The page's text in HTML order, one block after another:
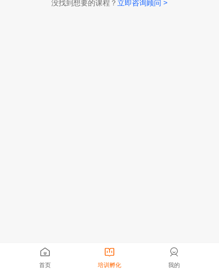
没找到想要的课程？ 立即咨询顾问 >
首页 培训孵化 我的